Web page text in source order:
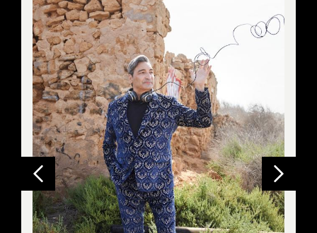
Zurück Weiter